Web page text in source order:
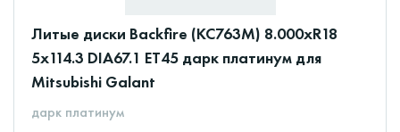
Литые диски Backfire (КС763М) 8.000xR18
5x114.3 DIA67.1 ET45 дарк платинум для
Mitsubishi Galant
дарк платинум